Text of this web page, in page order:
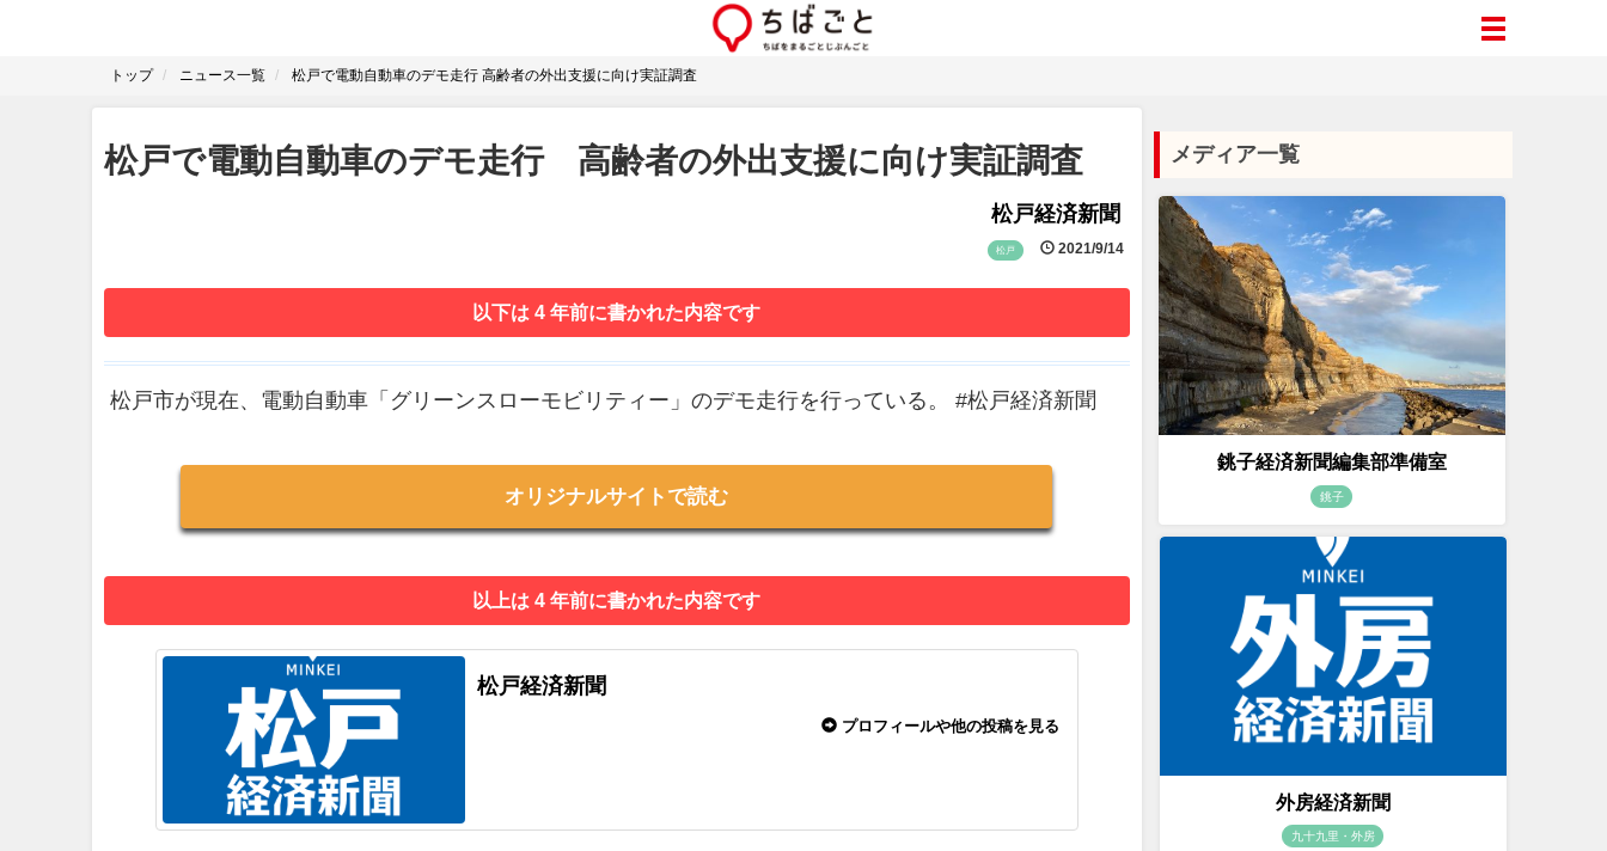
トップ ニュース一覧 松戸で電動自動車のデモ走行 高齢者の外出支援に向け実証調査
松戸で電動自動車のデモ走行 高齢者の外出支援に向け実証調査
松戸経済新聞
松戸 2021/9/14
以下は 4 年前に書かれた内容です
松戸市が現在、電動自動車「グリーンスローモビリティー」のデモ走行を行っている。 #松戸経済新聞
オリジナルサイトで読む
以上は 4 年前に書かれた内容です
松戸経済新聞
プロフィールや他の投稿を見る
メディア一覧
銚子経済新聞編集部準備室
銚子
外房経済新聞
九十九里・外房